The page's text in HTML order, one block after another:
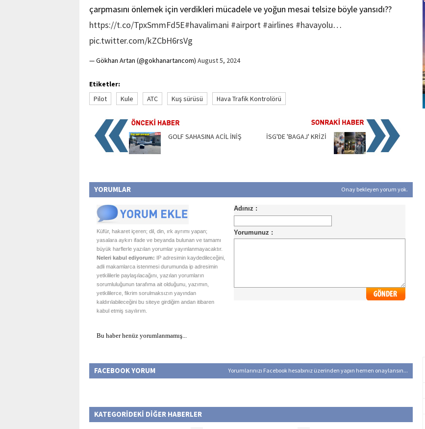
çarpmasını önlemek için verdikleri mücadele ve yoğun mesai telsize böyle yansıdı??
https://t.co/TpxSmmFd5E#havalimani #airport #airlines #havayolu…
pic.twitter.com/kZCbH6rsVg
— Gökhan Artan (@gokhanartancom) August 5, 2024
Etiketler:
Pilot
Kule ATC Kuş sürüsü Hava Trafik Kontrolörü
GOLF SAHASINA ACİL İNİŞ İSG'DE 'BAGAJ' KRİZİ
YORUMLAR Onay bekleyen yorum yok.
Küfür, hakaret içeren; dil, din, ırk ayrımı yapan;
yasalara aykırı ifade ve beyanda bulunan ve tamamı
büyük harflerle yazılan yorumlar yayınlanmayacaktır.
Neleri kabul ediyorum: IP adresimin kaydedileceğini,
adli makamlarca istenmesi durumunda ip adresimin
yetkililerle paylaşılacağını, yazılan yorumların
sorumluluğunun tarafıma ait olduğunu, yazımın,
yetkililerce, fikrim sorulmaksızın yayından
kaldırılabileceğini bu siteye girdiğim andan itibaren
kabul etmiş sayılırım.
Bu haber henüz yorumlanmamış...
FACEBOOK YORUM Yorumlarınızı Facebook hesabınız üzerinden yapın hemen onaylansın...
KATEGORİDEKİ DİĞER HABERLER